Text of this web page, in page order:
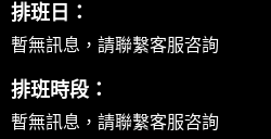
排班日：
暫無訊息，請聯繫客服咨詢
排班時段：
暫無訊息，請聯繫客服咨詢